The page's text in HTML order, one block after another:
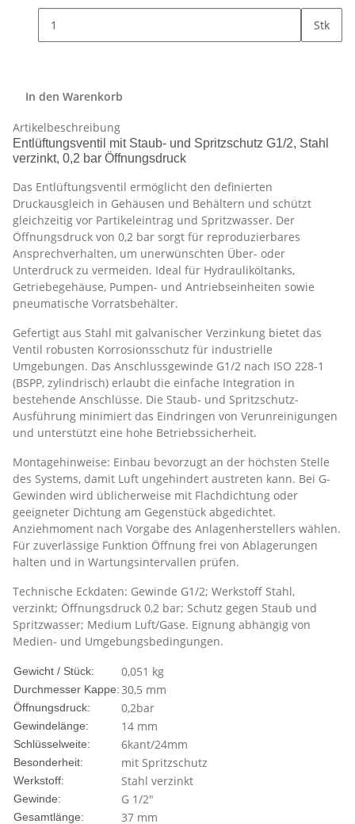
Stk
In den Warenkorb
Artikelbeschreibung
Entlüftungsventil mit Staub- und Spritzschutz G1/2, Stahl
verzinkt, 0,2 bar Öffnungsdruck
Das Entlüftungsventil ermöglicht den definierten
Druckausgleich in Gehäusen und Behältern und schützt
gleichzeitig vor Partikeleintrag und Spritzwasser. Der
Öffnungsdruck von 0,2 bar sorgt für reproduzierbares
Ansprechverhalten, um unerwünschten Über- oder
Unterdruck zu vermeiden. Ideal für Hydrauliköltanks,
Getriebegehäuse, Pumpen- und Antriebseinheiten sowie
pneumatische Vorratsbehälter.
Gefertigt aus Stahl mit galvanischer Verzinkung bietet das
Ventil robusten Korrosionsschutz für industrielle
Umgebungen. Das Anschlussgewinde G1/2 nach ISO 228-1
(BSPP, zylindrisch) erlaubt die einfache Integration in
bestehende Anschlüsse. Die Staub- und Spritzschutz-
Ausführung minimiert das Eindringen von Verunreinigungen
und unterstützt eine hohe Betriebssicherheit.
Montagehinweise: Einbau bevorzugt an der höchsten Stelle
des Systems, damit Luft ungehindert austreten kann. Bei G-
Gewinden wird üblicherweise mit Flachdichtung oder
geeigneter Dichtung am Gegenstück abgedichtet.
Anziehmoment nach Vorgabe des Anlagenherstellers wählen.
Für zuverlässige Funktion Öffnung frei von Ablagerungen
halten und in Wartungsintervallen prüfen.
Technische Eckdaten: Gewinde G1/2; Werkstoff Stahl,
verzinkt; Öffnungsdruck 0,2 bar; Schutz gegen Staub und
Spritzwasser; Medium Luft/Gase. Eignung abhängig von
Medien- und Umgebungsbedingungen.
Gewicht / Stück: 0,051 kg
Durchmesser Kappe:30,5 mm
Öffnungsdruck: 0,2bar
Gewindelänge: 14 mm
Schlüsselweite: 6kant/24mm
Besonderheit: mit Spritzschutz
Werkstoff: Stahl verzinkt
Gewinde: G 1/2"
Gesamtlänge: 37 mm